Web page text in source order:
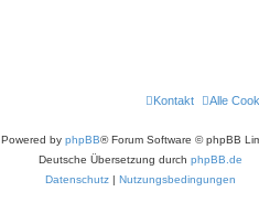
Alle
Kontakt
Powered by phpBB® Forum Software © phpBB
Deutsche Übersetzung durch phpBB.de
Datenschutz | Nutzungsbedingungen